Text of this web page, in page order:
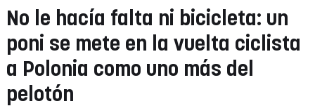
No le hacía falta ni bicicleta: un
poni se mete en la vuelta ciclista
a Polonia como uno más del
pelotón